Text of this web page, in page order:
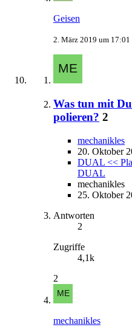
Geisen
2. März 2019 um 17:01
Was tun mit
polieren? 2
mechanikles
20. Oktober
DUAL <<
DUAL
mechanikles
25. Oktober
Antworten
2
Zugriffe
4,1k
2
mechanikles